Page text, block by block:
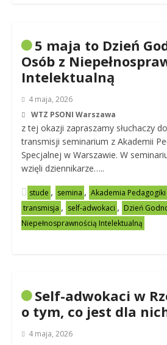
5 maja to Dzień
Osób z
Intelektualną
4 maja, 2026
WTZ PSONI Warszawa
z tej okazji zapraszamy słuchaczy
transmisji seminarium z Akademii
Specjalnej w Warszawie. W
wzięli dziennikarze…..
stude , semina , Akademia Pedagogiki
transmisja , self-adwokaci , Dzień
Niepełnosprawnością Intelektualną
Self-adwokaci w
o tym, co jest dla
4 maja, 2026